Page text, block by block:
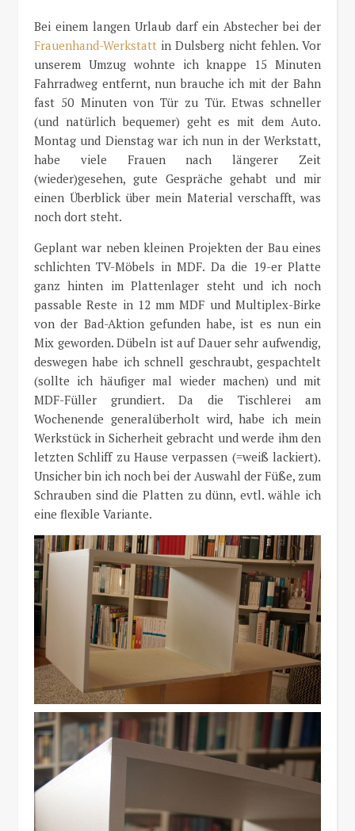
Bei einem langen Urlaub darf ein Abstecher bei der
Frauenhand-Werkstatt in Dulsberg nicht fehlen. Vor
unserem Umzug wohnte ich knappe 15 Minuten
Fahrradweg entfernt, nun brauche ich mit der Bahn
fast 50 Minuten von Tür zu Tür. Etwas schneller
(und natürlich bequemer) geht es mit dem Auto.
Montag und Dienstag war ich nun in der Werkstatt,
habe viele Frauen nach längerer Zeit
(wieder)gesehen, gute Gespräche gehabt und mir
einen Überblick über mein Material verschafft, was
noch dort steht.
Geplant war neben kleinen Projekten der Bau eines
schlichten TV-Möbels in MDF. Da die 19-er Platte
ganz hinten im Plattenlager steht und ich noch
passable Reste in 12 mm MDF und Multiplex-Birke
von der Bad-Aktion gefunden habe, ist es nun ein
Mix geworden. Dübeln ist auf Dauer sehr aufwendig,
deswegen habe ich schnell geschraubt, gespachtelt
(sollte ich häufiger mal wieder machen) und mit
MDF-Füller grundiert. Da die Tischlerei am
Wochenende generalüberholt wird, habe ich mein
Werkstück in Sicherheit gebracht und werde ihm den
letzten Schliff zu Hause verpassen (=weiß lackiert).
Unsicher bin ich noch bei der Auswahl der Füße, zum
Schrauben sind die Platten zu dünn, evtl. wähle ich
eine flexible Variante.